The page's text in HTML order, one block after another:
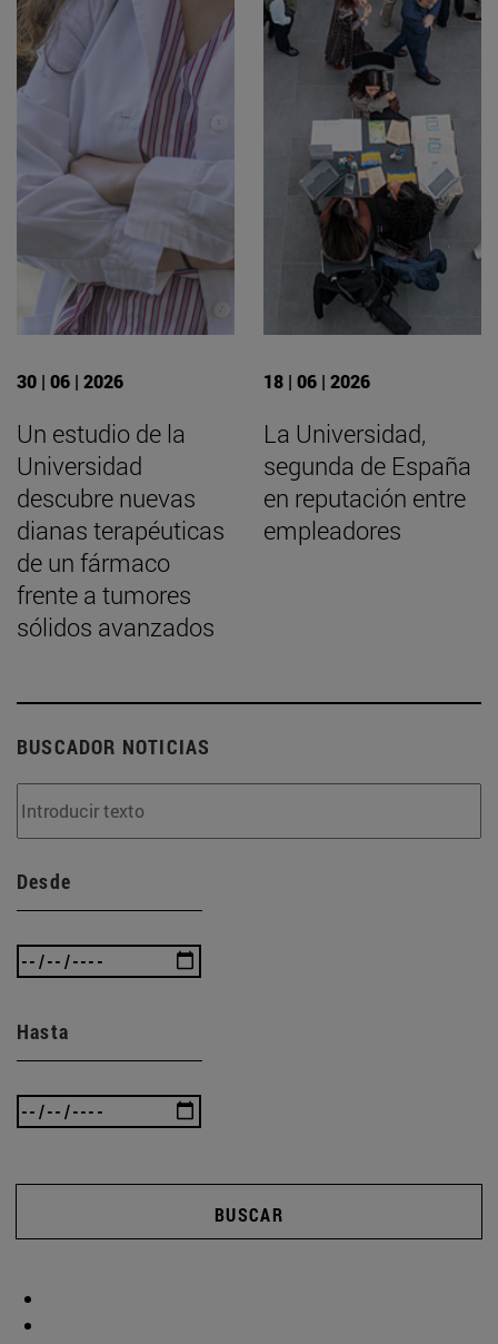
30 | 06 | 2026
Un estudio de la
Universidad
descubre nuevas
dianas terapéuticas
de un fármaco
frente a tumores
sólidos avanzados
18 | 06 | 2026
La Universidad,
segunda de España
en reputación entre
empleadores
BUSCADOR NOTICIAS
Desde
Hasta
BUSCAR